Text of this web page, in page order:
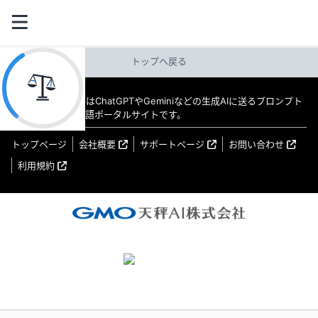
トップへ戻る
教えてAI byGMO はChatGPTやGeminiなどの生成AIに送るプロンプト
（指示文）の日本語ポータルサイトです。
トップページ 会社概要 サポートページ
お問い合わせ
利用規約